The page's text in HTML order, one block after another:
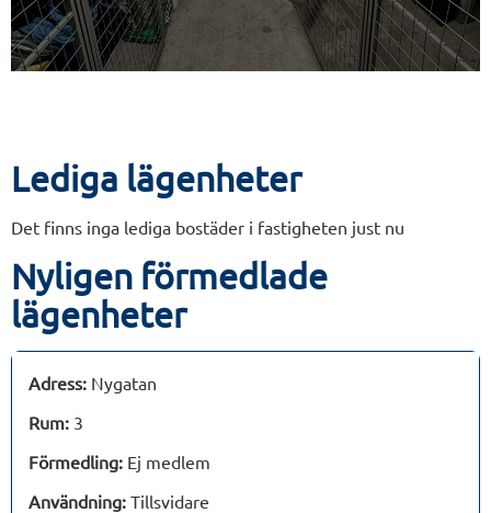
Lediga lägenheter
Det finns inga lediga bostäder i fastigheten just nu
Nyligen förmedlade
lägenheter
Adress: Nygatan
Rum: 3
Förmedling: Ej medlem
Användning: Tillsvidare